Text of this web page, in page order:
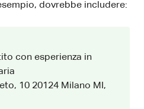
dovrebbe includere:
con esperienza in
10 20124 Milano MI,